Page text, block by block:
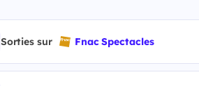
Sorties sur Fnac Spectacles